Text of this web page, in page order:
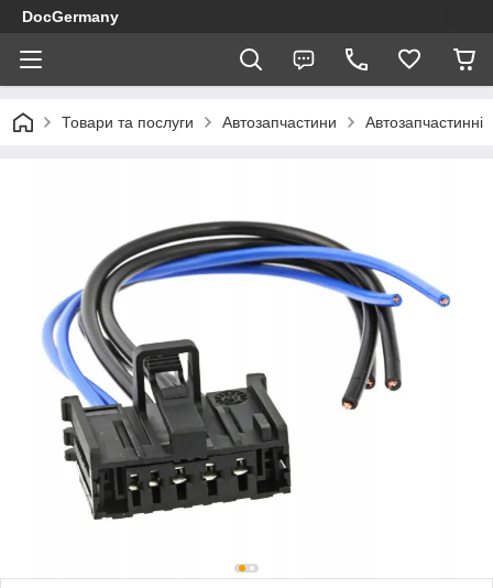
DocGermany
Товари та послуги Автозапчастини Автозапчастинні